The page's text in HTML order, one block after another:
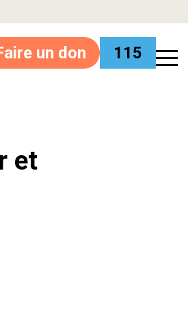
Faire un don 115
et